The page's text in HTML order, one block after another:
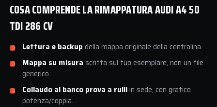
COSA COMPRENDE LA RIMAPPATURA AUDI A4 50
TDI 286 CV
Lettura e backup della mappa originale della centralina.
Mappa su misura scritta sul tuo esemplare, non un file
generico.
Collaudo al banco prova a rulliin sede, con grafico
potenza/coppia.